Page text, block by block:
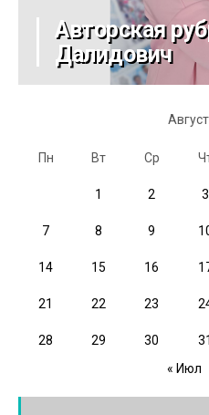
Авторская
Далидович
Пн Вт Ср
1 2 3
7 8 9
14 15 16
21 22 23
28 29 30
31
« Июл